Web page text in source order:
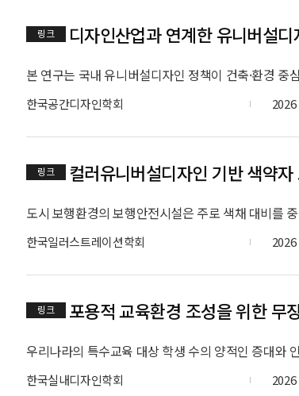
링크 디자인산업과 연계한 유니버설
한국공간디자인학회 2026
링크 컬러유니버설디자인 기반 색약
한국일러스트레이션학회 2026
링크 포용적 교육환경 조성을 위한
한국실내디자인학회 2026